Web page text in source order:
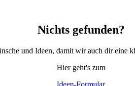
Nichts gefunden?
und Ideen, damit wir auch dir eine
Hier geht's zum
Ideen-Formular